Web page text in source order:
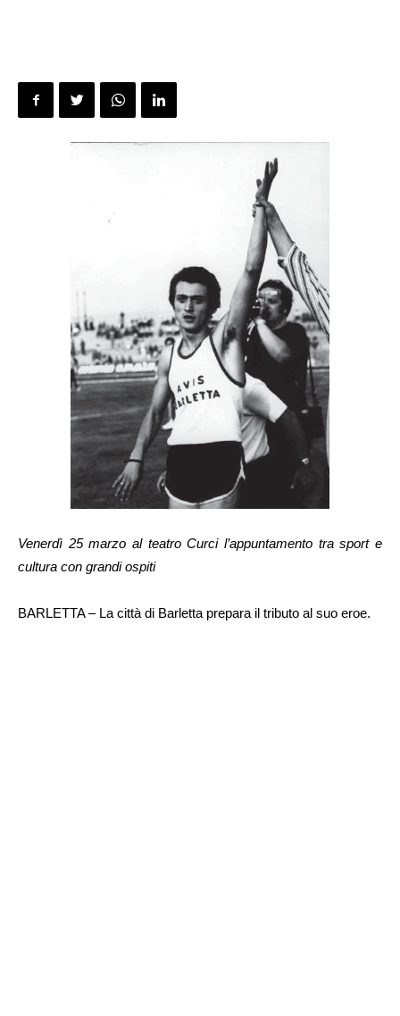
Venerdì 25 marzo al teatro Curci l’appuntamento tra sport e
cultura con grandi ospiti
BARLETTA – La città di Barletta prepara il tributo al suo eroe.